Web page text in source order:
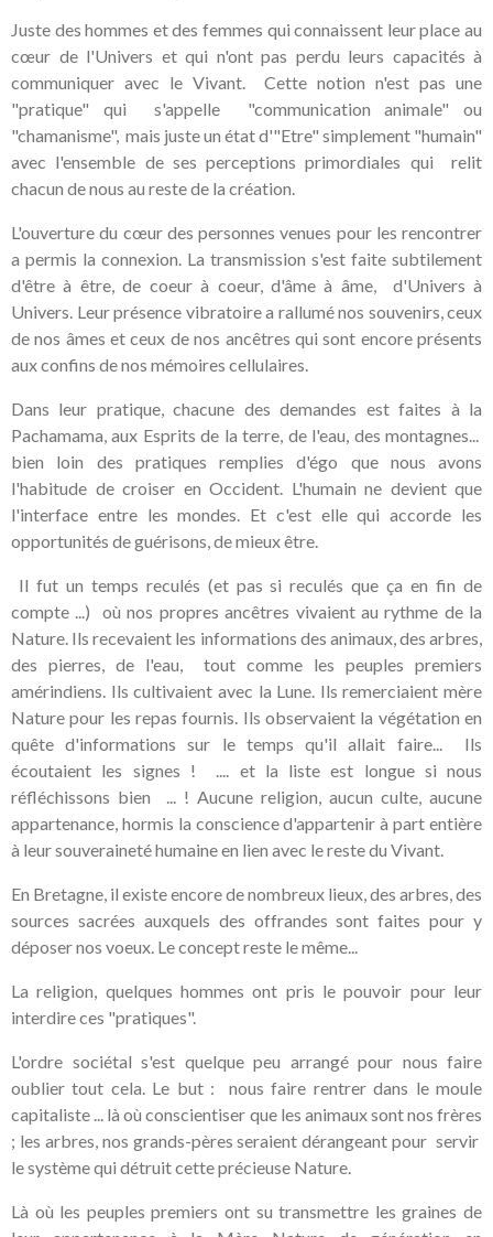
Juste des hommes et des femmes qui connaissent leur place au
cœur de l'Univers et qui n'ont pas perdu leurs capacités à
communiquer avec le Vivant. Cette notion n'est pas une
"pratique" qui s'appelle "communication animale" ou
"chamanisme", mais juste un état d'"Etre" simplement "humain"
avec l'ensemble de ses perceptions primordiales qui relit
chacun de nous au reste de la création.
L'ouverture du cœur des personnes venues pour les rencontrer
a permis la connexion. La transmission s'est faite subtilement
d'être à être, de coeur à coeur, d'âme à âme, d'Univers à
Univers. Leur présence vibratoire a rallumé nos souvenirs, ceux
de nos âmes et ceux de nos ancêtres qui sont encore présents
aux confins de nos mémoires cellulaires.
Dans leur pratique, chacune des demandes est faites à la
Pachamama, aux Esprits de la terre, de l'eau, des montagnes...
bien loin des pratiques remplies d'égo que nous avons
l'habitude de croiser en Occident. L'humain ne devient que
l'interface entre les mondes. Et c'est elle qui accorde les
opportunités de guérisons, de mieux être.
Il fut un temps reculés (et pas si reculés que ça en fin de
compte ...) où nos propres ancêtres vivaient au rythme de la
Nature. Ils recevaient les informations des animaux, des arbres,
des pierres, de l'eau, tout comme les peuples premiers
amérindiens. Ils cultivaient avec la Lune. Ils remerciaient mère
Nature pour les repas fournis. Ils observaient la végétation en
quête d'informations sur le temps qu'il allait faire... Ils
écoutaient les signes ! .... et la liste est longue si nous
réfléchissons bien ... ! Aucune religion, aucun culte, aucune
appartenance, hormis la conscience d'appartenir à part entière
à leur souveraineté humaine en lien avec le reste du Vivant.
En Bretagne, il existe encore de nombreux lieux, des arbres, des
sources sacrées auxquels des offrandes sont faites pour y
déposer nos voeux. Le concept reste le même...
La religion, quelques hommes ont pris le pouvoir pour leur
interdire ces "pratiques".
L'ordre sociétal s'est quelque peu arrangé pour nous faire
oublier tout cela. Le but : nous faire rentrer dans le moule
capitaliste ... là où conscientiser que les animaux sont nos frères
; les arbres, nos grands-pères seraient dérangeant pour servir
le système qui détruit cette précieuse Nature.
Là où les peuples premiers ont su transmettre les graines de